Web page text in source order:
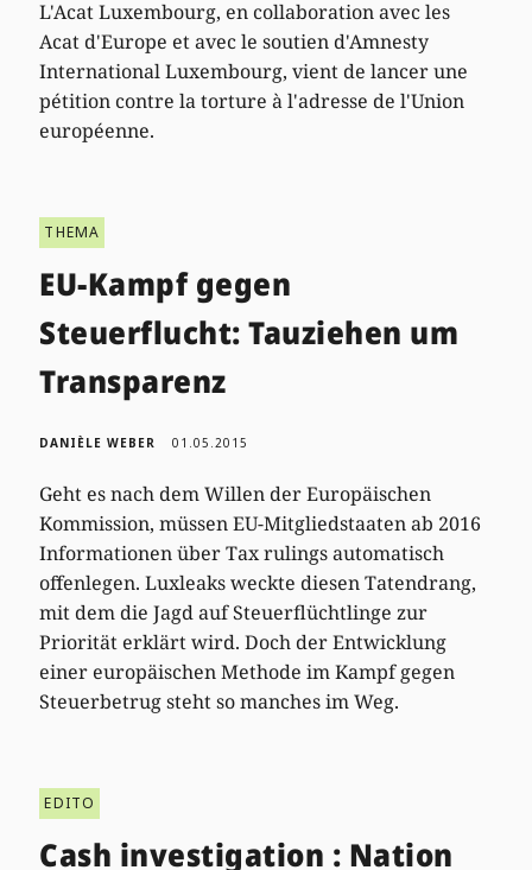
L'Acat Luxembourg, en collaboration avec les
Acat d'Europe et avec le soutien d'Amnesty
International Luxembourg, vient de lancer une
pétition contre la torture à l'adresse de l'Union
européenne.
THEMA
EU-Kampf gegen
Steuerflucht: Tauziehen um
Transparenz
DANIÈLE WEBER 01.05.2015
Geht es nach dem Willen der Europäischen
Kommission, müssen EU-Mitgliedstaaten ab 2016
Informationen über Tax rulings automatisch
offenlegen. Luxleaks weckte diesen Tatendrang,
mit dem die Jagd auf Steuerflüchtlinge zur
Priorität erklärt wird. Doch der Entwicklung
einer europäischen Methode im Kampf gegen
Steuerbetrug steht so manches im Weg.
EDITO
Cash investigation : Nation